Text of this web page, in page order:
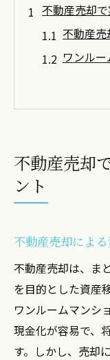
不動産売却
不動産
ワンル
るコツ
ワンルームマ
節税比較
贈与税
手法
不動産
ポイント
贈与を
不動産売却
ント
不動産売却によ
不動産売却は、ま
を目的とした資産
ワンルームマンシ
現金化が容易で、
す。しかし、売却